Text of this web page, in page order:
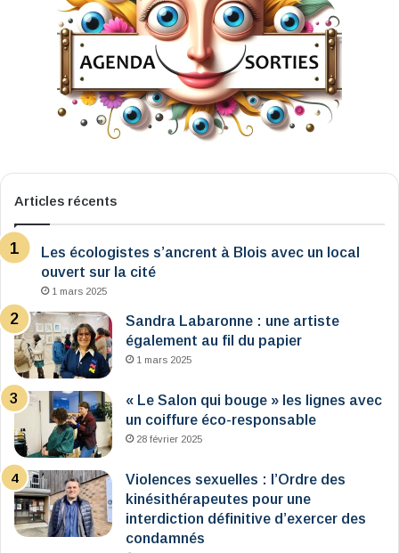
Articles récents
Les écologistes s’ancrent à Blois avec un local
ouvert sur la cité
1 mars 2025
Sandra Labaronne : une artiste
également au fil du papier
1 mars 2025
« Le Salon qui bouge » les lignes avec
un coiffure éco-responsable
28 février 2025
Violences sexuelles : l’Ordre des
kinésithérapeutes pour une
interdiction définitive d’exercer des
condamnés